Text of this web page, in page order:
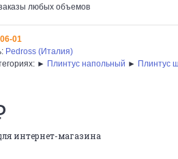
любых объемов
01
Pedross (Италия)
► Плинтус напольный ► Плинтус
интернет-магазина